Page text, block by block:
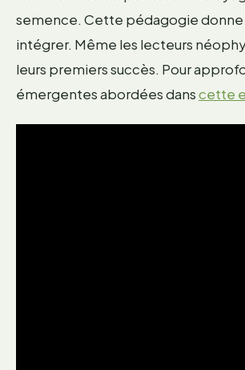
semence. Cette pédagogie donne
intégrer. Même les lecteurs
leurs premiers succès. Pour
émergentes abordées danscette